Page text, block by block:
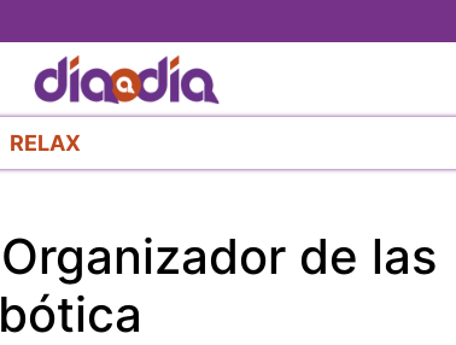
al
contenido
principal
RELAX
de las